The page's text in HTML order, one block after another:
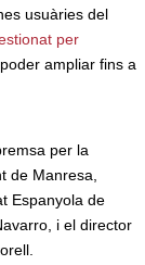
usuàries del
per
poder ampliar fins a
per la
de Manresa,
Espanyola de
i el director